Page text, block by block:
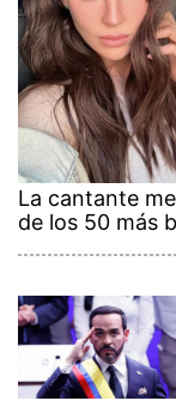
La cantante
de los 50 más